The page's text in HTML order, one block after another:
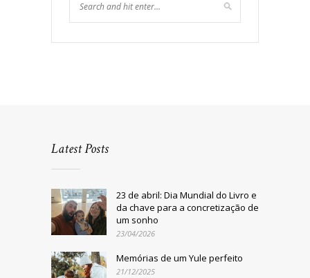
Latest Posts
23 de abril: Dia Mundial do Livro e
da chave para a concretização de
um sonho
23/04/2026
Memórias de um Yule perfeito
21/12/2025